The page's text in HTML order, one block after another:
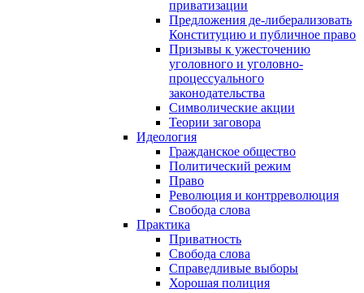
приватизации
Предложения де-либерализовать
Конституцию и публичное право
Призывы к ужесточению
уголовного и уголовно-
процессуального
законодательства
Символические акции
Теории заговора
Идеология
Гражданское общество
Политический режим
Право
Революция и контрреволюция
Свобода слова
Практика
Приватность
Свобода слова
Справедливые выборы
Хорошая полиция